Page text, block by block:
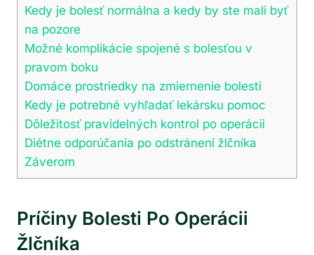
Kedy je bolesť normálna a kedy by ste mali byť
na pozore
Možné komplikácie spojené s bolesťou v
pravom boku
Domáce prostriedky na zmiernenie bolesti
Kedy je potrebné vyhľadať lekársku pomoc
Dôležitosť pravidelných kontrol po operácii
Diétne odporúčania po odstránení žlčníka
Záverom
Príčiny Bolesti Po Operácii
Žlčníka